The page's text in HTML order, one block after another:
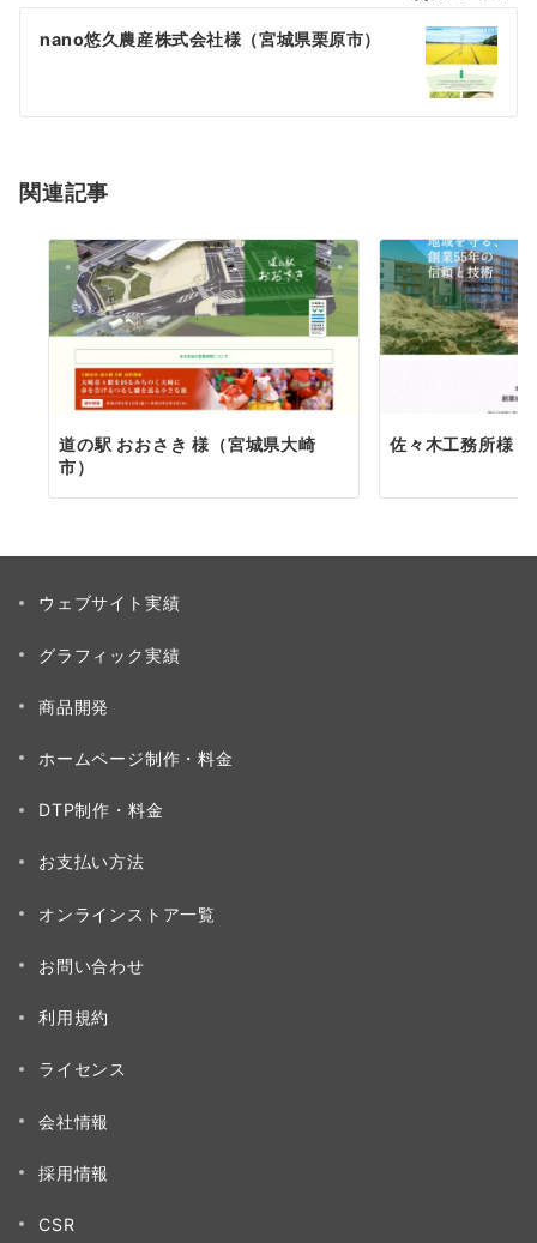
ゲ
シ
ン
nano悠久農産株式会社様（宮城県栗原市）
関連記事
道の駅 おおさき 様（宮城県大崎
市）
佐々木工務所様
ウェブサイト実績
グラフィック実績
商品開発
ホームページ制作・料金
DTP制作・料金
お支払い方法
オンラインストア一覧
お問い合わせ
利用規約
ライセンス
会社情報
採用情報
CSR